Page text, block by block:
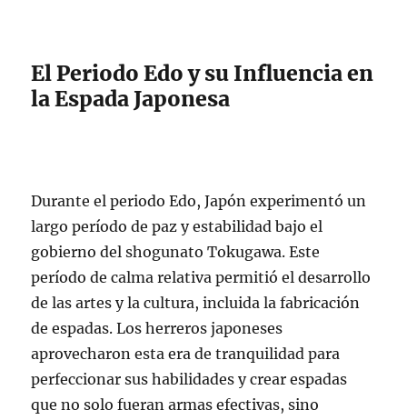
El Periodo Edo y su Influencia en
la Espada Japonesa
Durante el periodo Edo, Japón experimentó un
largo período de paz y estabilidad bajo el
gobierno del shogunato Tokugawa. Este
período de calma relativa permitió el desarrollo
de las artes y la cultura, incluida la fabricación
de espadas. Los herreros japoneses
aprovecharon esta era de tranquilidad para
perfeccionar sus habilidades y crear espadas
que no solo fueran armas efectivas, sino